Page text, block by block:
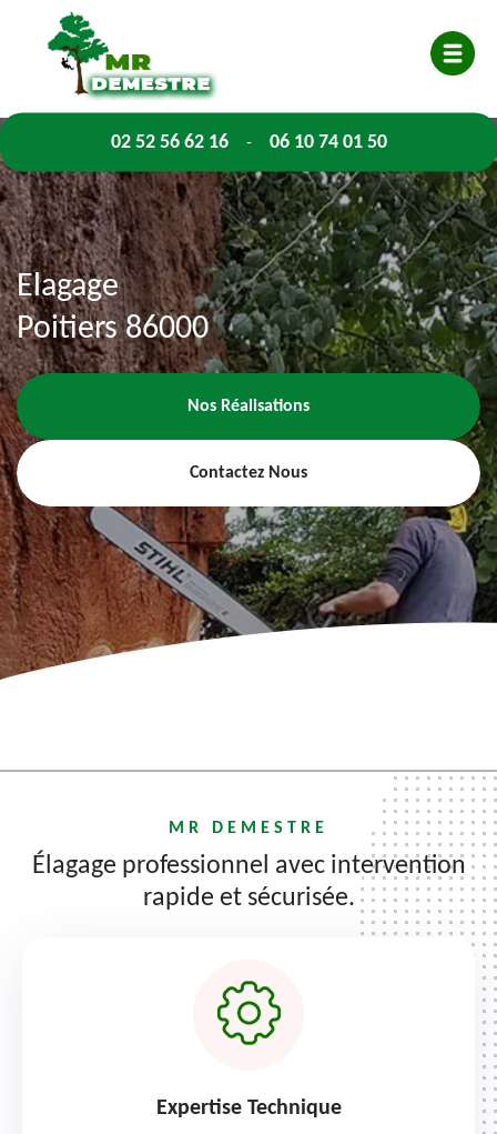
02 52 56 62 16 - 06 10 74 01 50
Elagage
Poitiers 86000
Nos Réalisations
Contactez Nous
MR DEMESTRE
Élagage professionnel avec intervention
rapide et sécurisée.
Expertise Technique